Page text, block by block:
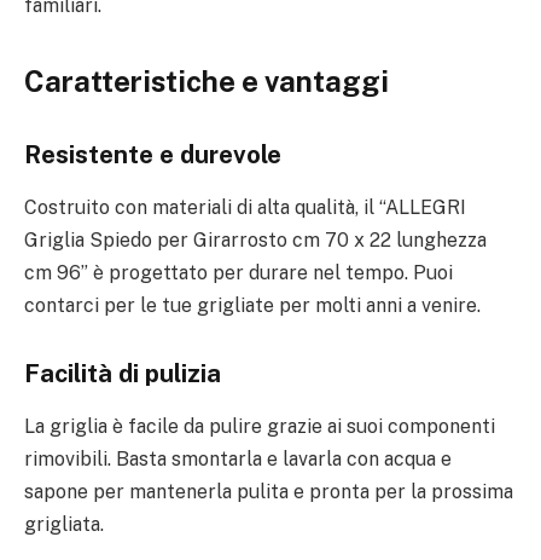
familiari.
Caratteristiche e vantaggi
Resistente e durevole
Costruito con materiali di alta qualità, il “ALLEGRI
Griglia Spiedo per Girarrosto cm 70 x 22 lunghezza
cm 96” è progettato per durare nel tempo. Puoi
contarci per le tue grigliate per molti anni a venire.
Facilità di pulizia
La griglia è facile da pulire grazie ai suoi componenti
rimovibili. Basta smontarla e lavarla con acqua e
sapone per mantenerla pulita e pronta per la prossima
grigliata.